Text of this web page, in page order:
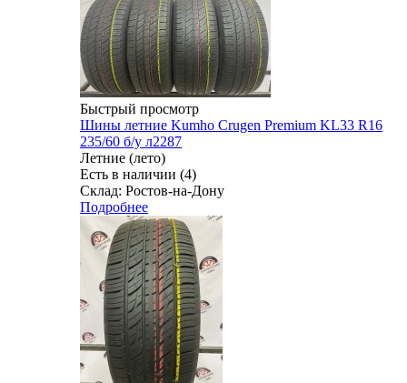
Быстрый просмотр
Шины летние Kumho Crugen Premium KL33 R16
235/60 б/у л2287
Летние (лето)
Есть в наличии (4)
Склад: Ростов-на-Дону
Подробнее